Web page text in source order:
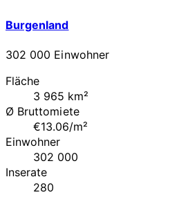
Burgenland
302 000 Einwohner
Fläche
3 965 km²
Ø Bruttomiete
€13.06/m²
Einwohner
302 000
Inserate
280